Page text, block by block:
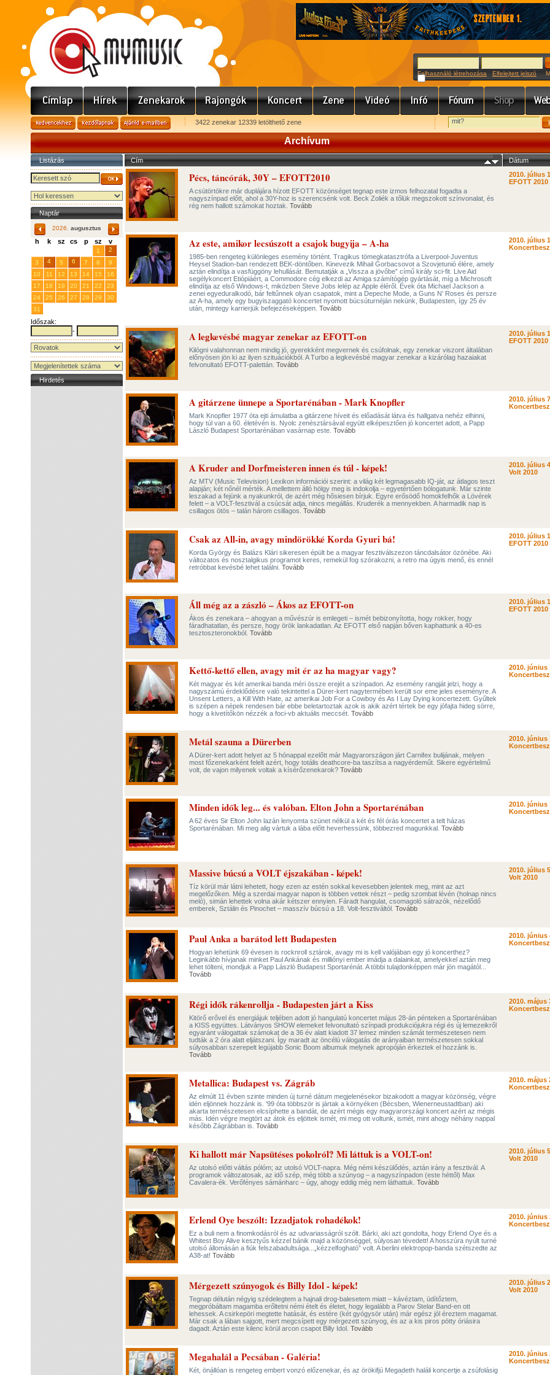
Felhasználó létrehozása Elfelejtett jelszó
3422 zenekar 12339 letölthető zene
Archívum
Listázás
Naptár
2026. augusztus
h k sz cs p sz v
1
2
3
4 5 6 7 8
9
10
11 12 13 14 15
16
17
18 19 20 21 22
23
24
25 26 27 28 29
30
31
Időszak:
-
Hirdetés
Cím Dátum
Pécs, táncórák, 30Y – EFOTT2010
A csütörtökre már duplájára hízott EFOTT közönséget tegnap este izmos felhozatal fogadta a
nagyszínpad előtt, ahol a 30Y-hoz is szerencsénk volt. Beck Zoliék a tőlük megszokott színvonalat, és
rég nem hallott számokat hoztak. Tovább
2010. július
EFOTT 2010
Az este, amikor lecsúszott a csajok bugyija – A-ha
1985-ben rengeteg különleges esemény történt. Tragikus tömegkatasztrófa a Liverpool-Juventus
Heysel Stadion-ban rendezett BEK-döntőben. Kinevezik Mihail Gorbacsovot a Szovjetunió élére, amely
aztán elindítja a vasfüggöny lehullását. Bemutatják a „Vissza a jövőbe” című király sci-fit. Live Aid
segélykoncert Etiópiáért, a Commodore cég elkezdi az Amiga számítógép gyártását, míg a Michrosoft
elindítja az első Windows-t, miközben Steve Jobs lelép az Apple éléről. Évek óta Michael Jackson a
zenei egyeduralkodó, bár feltűnnek olyan csapatok, mint a Depeche Mode, a Guns N’ Roses és persze
az A-ha, amely egy bugyiszaggató koncertet nyomott búcsúturnéján nekünk, Budapesten, így 25 év
után, mintegy karrierjük befejezéseképpen. Tovább
2010. július
A legkevésbé magyar zenekar az EFOTT-on
Kilógni valahonnan nem mindig jó, gyerekként megvernek és csúfolnak, egy zenekar viszont általában
előnyösen jön ki az ilyen szituációkból. A Turbo a legkevésbé magyar zenekar a kizárólag hazaiakat
felvonultató EFOTT-palettán. Tovább
2010. július
EFOTT 2010
A gitárzene ünnepe a Sportarénában - Mark Knopfler
Mark Knopfler 1977 óta ejti ámulatba a gitárzene híveit és előadását látva és hallgatva nehéz elhinni,
hogy túl van a 60. életévén is. Nyolc zenésztársával együtt elképesztően jó koncertet adott, a Papp
László Budapest Sportarénában vasárnap este. Tovább
2010. július
A Kruder and Dorfmeisteren innen és túl - képek!
Az MTV (Music Television) Lexikon információi szerint: a világ két legmagasabb IQ-ját, az átlagos teszt
alapján; két nőnél mérték. A mellettem álló hölgy meg is indokolja – egyetértően bólogatunk. Már szinte
leszakad a fejünk a nyakunkról, de azért még hősiesen bírjuk. Egyre erősödő homokfelhők a Lövérek
felett – a VOLT-fesztivál a csúcsát adja, nincs megállás. Kruderék a mennyekben. A harmadik nap is
csillagos ötös – talán három csillagos. Tovább
2010. július
Volt 2010
Csak az All-in, avagy mindörökké Korda Gyuri bá!
Korda György és Balázs Klári sikeresen épült be a magyar fesztiválszezon táncdalsátor özönébe. Aki
változatos és nosztalgikus programot keres, remekül fog szórakozni, a retro ma úgyis menő, és ennél
retróbbat kevésbé lehet találni. Tovább
2010. július
EFOTT 2010
Áll még az a zászló – Ákos az EFOTT-on
Ákos és zenekara – ahogyan a művészúr is emlegeti – ismét bebizonyította, hogy rokker, hogy
fáradhatatlan, és persze, hogy örök lankadatlan. Az EFOTT első napján bőven kaphattunk a 40-es
tesztoszteronokból. Tovább
2010. július
EFOTT 2010
Kettő-kettő ellen, avagy mit ér az ha magyar vagy?
Két magyar és két amerikai banda méri össze erejét a színpadon. Az esemény rangját jelzi, hogy a
nagyszámú érdeklődésre való tekintettel a Dürer-kert nagytermében került sor eme jeles eseményre. A
Unsent Letters, a Kill With Hate, az amerikai Job For a Cowboy és As I Lay Dying koncertezett. Gyűltek
is szépen a népek rendesen bár ebbe beletartoztak azok is akik azért tértek be egy jófajta hideg sörre,
hogy a kivetítőkön nézzék a foci-vb aktuális meccsét. Tovább
2010. június
Metál szauna a Dürerben
A Dürer-kert adott helyet az 5 hónappal ezelőtt már Magyarországon járt Carnifex bulijának, melyen
most főzenekarként felelt azért, hogy totális deathcore-ba taszítsa a nagyérdeműt. Sikere egyértelmű
volt, de vajon milyenek voltak a kísérőzenekarok? Tovább
2010. június
Minden idők leg... és valóban. Elton John a Sportarénában
A 62 éves Sir Elton John lazán lenyomta szünet nélkül a két és fél órás koncertet a telt házas
Sportarénában. Mi meg alig vártuk a lába előtt heverhessünk, többezred magunkkal. Tovább
2010. június
Massive búcsú a VOLT éjszakában - képek!
Tíz körül már látni lehetett, hogy ezen az estén sokkal kevesebben jelentek meg, mint az azt
megelőzőken. Még a szerdai magyar napon is többen vettek részt – pedig szombat lévén (holnap nincs
meló), simán lehettek volna akár kétszer ennyien. Fáradt hangulat, csomagoló sátrazók, nézelődő
emberek, Sztálin és Pinochet – masszív búcsú a 18. Volt-fesztiváltól. Tovább
2010. július
Volt 2010
Paul Anka a barátod lett Budapesten
Hogyan lehetünk 69 évesen is rocknroll sztárok, avagy mi is kell valójában egy jó koncerthez?
Leginkább hívjanak minket Paul Ankának és milliónyi ember imádja a dalainkat, amelyekkel aztán meg
lehet tölteni, mondjuk a Papp László Budapest Sportarénát. A többi tulajdonképpen már jön magától...
Tovább
2010. június
Régi idők rákenrollja - Budapesten járt a Kiss
Kitörő erővel és energiájuk teljében adott jó hangulatú koncertet május 28-án pénteken a Sportarénában
a KISS együttes. Látványos SHOW elemeket felvonultató színpadi produkciójukra régi és új lemezeikről
egyaránt válogattak számokat de a 36 év alatt kiadott 37 lemez minden számát természetesen nem
tudták a 2 óra alatt eljátszani. Így maradt az öncélú válogatás de arányaiban természetesen sokkal
súlyosabban szerepelt legújabb Sonic Boom albumuk melynek apropóján érkeztek el hozzánk is.
Tovább
2010. május
Metallica: Budapest vs. Zágráb
Az elmúlt 11 évben szinte minden új turné dátum megjelenésekor bizakodott a magyar közönség, végre
idén eljönnek hozzánk is. '99 óta többször is jártak a környéken (Bécsben, Wienerneustadtban) aki
akarta természetesen elcsíphette a bandát, de azért mégis egy magyarországi koncert azért az mégis
más. Idén végre megtört az átok és eljöttek ismét, mi meg ott voltunk, ismét, mint ahogy néhány nappal
később Zágrábban is. Tovább
2010. május
Ki hallott már Napsütéses pokolról? Mi láttuk is a VOLT-on!
Az utolsó előtti váltás pólóm; az utolsó VOLT-napra. Még némi készülődés, aztán irány a fesztivál. A
programok változatosak, az idő szép, még több a szúnyog – a nagyszínpadon (este héttől) Max
Cavalera-ék. Verőfényes sámánharc – úgy, ahogy eddig még nem láthattuk. Tovább
2010. július
Volt 2010
Erlend Oye beszólt: Izzadjatok rohadékok!
Ez a buli nem a finomkodásról és az udvariasságról szólt. Bárki, aki azt gondolta, hogy Erlend Oye és a
Whitest Boy Alive kesztyűs kézzel bánik majd a közönséggel, súlyosan tévedett! A hosszúra nyúlt turné
utolsó állomásán a fiúk felszabadultsága...„kézzelfogható” volt. A berlini elektropop-banda szétszedte az
A38-at! Tovább
2010. június
Mérgezett szúnyogok és Billy Idol - képek!
Tegnap délután négyig szédelegtem a hajnali drog-balesetem miatt – kávéztam, üdítőztem,
megpróbáltam magamba erőltetni némi ételt és életet, hogy legalább a Parov Stelar Band-en ott
lehessek. A csirkepöri megtette hatását, és estére (két gyógysör után) már egész jól éreztem magamat.
Már csak a lában sajgott, mert megcsípett egy mérgezett szúnyog, és az a kis piros pötty óriásira
dagadt. Aztán este kilenc körül arcon csapot Billy Idol. Tovább
2010. július
Volt 2010
Megahalál a Pecsában - Galéria!
Két, önállóan is rengeteg embert vonzó előzenekar, és az örökifjú Megadeth haláli koncertje a zsúfolásig
2010. június